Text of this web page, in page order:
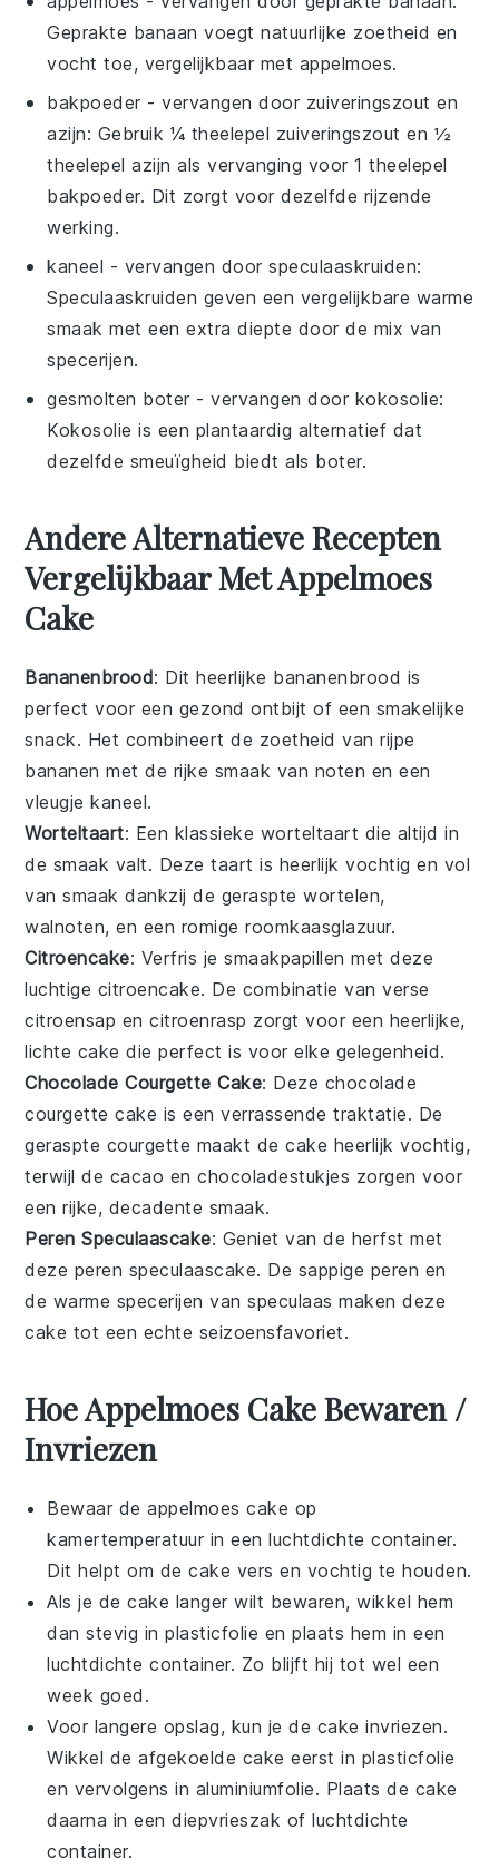
Geprakte banaan voegt natuurlijke zoetheid en
vocht toe, vergelijkbaar met appelmoes.
bakpoeder - vervangen door zuiveringszout en
azijn: Gebruik ¼ theelepel zuiveringszout en ½
theelepel azijn als vervanging voor 1 theelepel
bakpoeder. Dit zorgt voor dezelfde rijzende
werking.
kaneel - vervangen doorspeculaaskruiden:
Speculaaskruiden geven een vergelijkbare warme
smaak met een extra diepte door de mix van
specerijen.
gesmolten boter - vervangen door kokosolie:
Kokosolie is een plantaardig alternatief dat
dezelfde smeuïgheid biedt als boter.
Andere Alternatieve Recepten
Vergelijkbaar Met Appelmoes
Cake
Bananenbrood: Dit heerlijke bananenbrood is
perfect voor een gezond ontbijt of een smakelijke
snack. Het combineert de zoetheid van rijpe
bananen met de rijke smaak van noten en een
vleugjekaneel.
Worteltaart: Een klassieke worteltaart die altijd in
de smaak valt. Deze taart is heerlijk vochtig en vol
van smaak dankzij de gerasptewortelen,
walnoten, en een romigeroomkaasglazuur.
Citroencake: Verfris je smaakpapillen met deze
luchtige citroencake. De combinatie van verse
citroensap encitroenrasp zorgt voor een heerlijke,
lichte cake die perfect is voor elke gelegenheid.
Chocolade Courgette Cake: Deze chocolade
courgette cake is een verrassende traktatie. De
geraspte courgette maakt de cake heerlijk vochtig,
terwijl de cacao enchocoladestukjes zorgen voor
een rijke, decadente smaak.
Peren Speculaascake: Geniet van de herfst met
deze peren speculaascake. De sappige peren en
de warme specerijen vanspeculaas maken deze
cake tot een echte seizoensfavoriet.
Hoe Appelmoes Cake Bewaren /
Invriezen
Bewaar deappelmoes cake op
kamertemperatuur in een luchtdichte container.
Dit helpt om de cake vers en vochtig te houden.
Als je de cake langer wilt bewaren, wikkel hem
dan stevig in plasticfolie en plaats hem in een
luchtdichte container. Zo blijft hij tot wel een
week goed.
Voor langere opslag, kun je de cake invriezen.
Wikkel de afgekoelde cake eerst in plasticfolie
en vervolgens in aluminiumfolie. Plaats de cake
daarna in een diepvrieszak of luchtdichte
container.